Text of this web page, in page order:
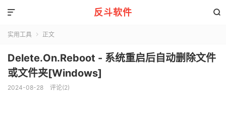
反斗软件 

实用工具  正文
Delete.On.Reboot - 系统重启后自动删除文件
或文件夹[Windows]
2024-08-28 评论(2)